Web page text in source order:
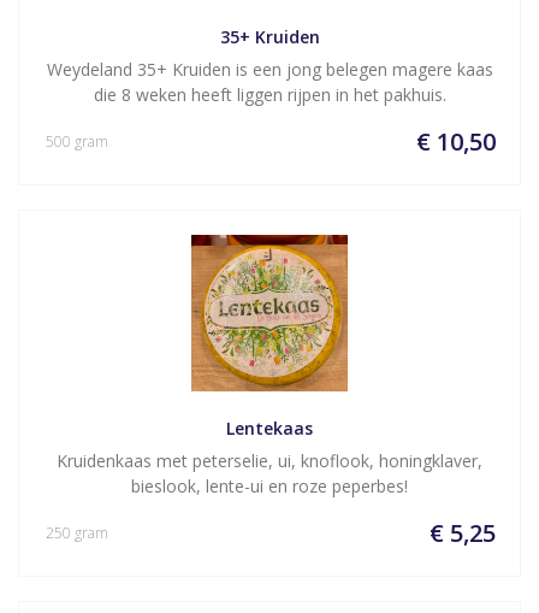
35+ Kruiden
Weydeland 35+ Kruiden is een jong belegen magere kaas
die 8 weken heeft liggen rijpen in het pakhuis.
€ 10,50
500 gram
Lentekaas
Kruidenkaas met peterselie, ui, knoflook, honingklaver,
bieslook, lente-ui en roze peperbes!
€ 5,25
250 gram